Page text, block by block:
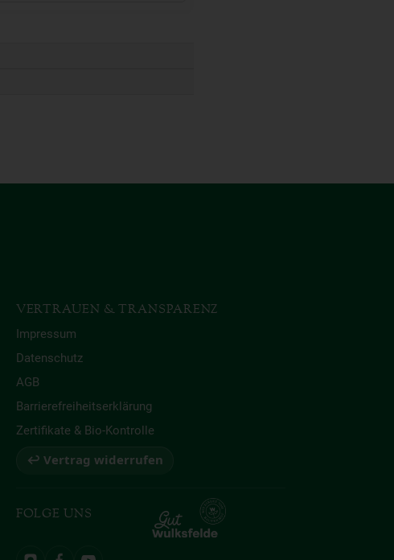
VERTRAUEN & TRANSPARENZ
Impressum
Datenschutz
AGB
Barrierefreiheitserklärung
Zertifikate & Bio-Kontrolle
↩ Vertrag widerrufen
FOLGE UNS